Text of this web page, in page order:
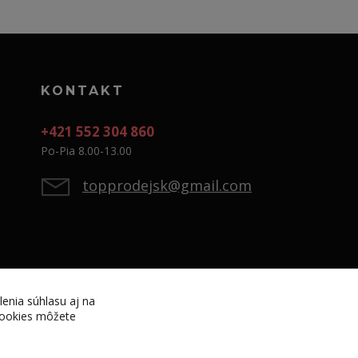
KONTAKT
+421 552 304 860
Po-Pia 8.00-13.00
topprodejsk@gmail.com
súhlasu aj na
môžete